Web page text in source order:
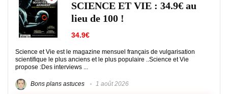
SCIENCE ET VIE : 34.9€ au
lieu de 100 !
34.9€
Science et Vie est le magazine mensuel français de vulgarisation
scientifique le plus anciens et le plus populaire ..Science et Vie
propose :Des interviews ...
Bons plans astuces 1 août 2026